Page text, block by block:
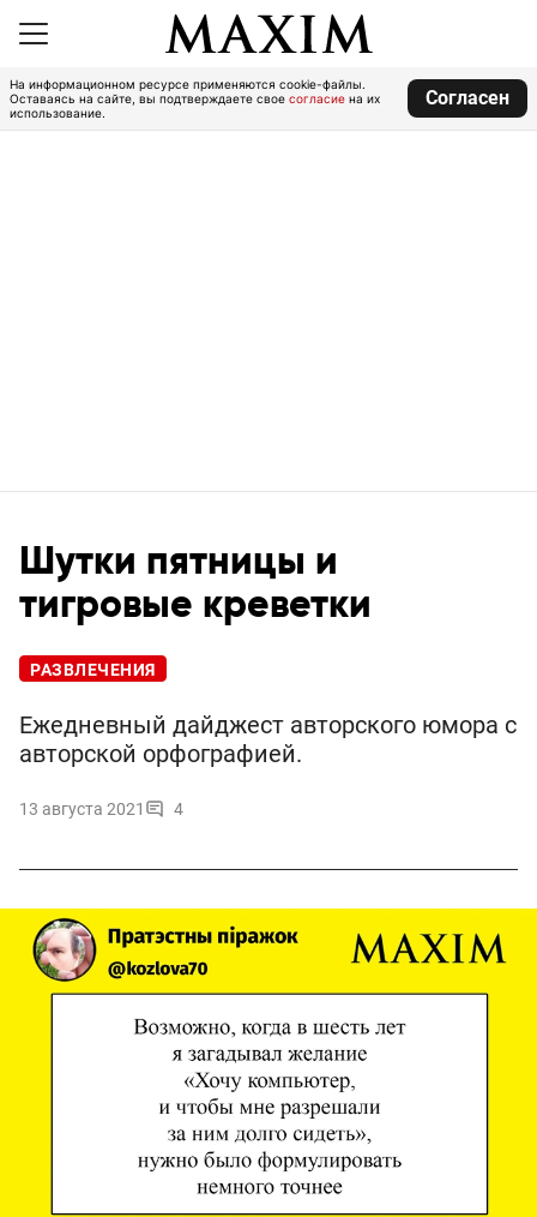
На информационном ресурсе применяются cookie-файлы.
Оставаясь на сайте, вы подтверждаете свое согласие на их
использование.
Согласен
Шутки пятницы и
тигровые креветки
РАЗВЛЕЧЕНИЯ
Ежедневный дайджест авторского юмора с
авторской орфографией.
13 августа 2021 4